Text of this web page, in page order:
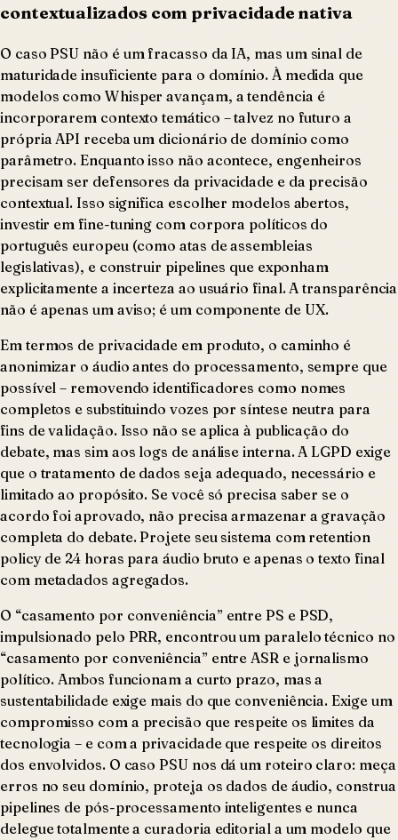
contextualizados com privacidade nativa
O caso PSU não é um fracasso da IA, mas um sinal de
maturidade insuficiente para o domínio. À medida que
modelos como Whisper avançam, a tendência é
incorporarem contexto temático – talvez no futuro a
própria API receba um dicionário de domínio como
parâmetro. Enquanto isso não acontece, engenheiros
precisam ser defensores da privacidade e da precisão
contextual. Isso significa escolher modelos abertos,
investir em fine-tuning com corpora políticos do
português europeu (como atas de assembleias
legislativas), e construir pipelines que exponham
explicitamente a incerteza ao usuário final. A transparência
não é apenas um aviso; é um componente de UX.
Em termos de privacidade em produto, o caminho é
anonimizar o áudio antes do processamento, sempre que
possível – removendo identificadores como nomes
completos e substituindo vozes por síntese neutra para
fins de validação. Isso não se aplica à publicação do
debate, mas sim aos logs de análise interna. A LGPD exige
que o tratamento de dados seja adequado, necessário e
limitado ao propósito. Se você só precisa saber se o
acordo foi aprovado, não precisa armazenar a gravação
completa do debate. Projete seu sistema com retention
policy de 24 horas para áudio bruto e apenas o texto final
com metadados agregados.
O “casamento por conveniência” entre PS e PSD,
impulsionado pelo PRR, encontrou um paralelo técnico no
“casamento por conveniência” entre ASR e jornalismo
político. Ambos funcionam a curto prazo, mas a
sustentabilidade exige mais do que conveniência. Exige um
compromisso com a precisão que respeite os limites da
tecnologia – e com a privacidade que respeite os direitos
dos envolvidos. O caso PSU nos dá um roteiro claro: meça
erros no seu domínio, proteja os dados de áudio, construa
pipelines de pós-processamento inteligentes e nunca
delegue totalmente a curadoria editorial a um modelo que